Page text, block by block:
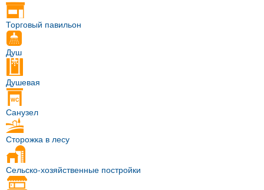
Торговый павильон
Душ
Душевая
Санузел
Сторожка в лесу
Сельско-хозяйственные постройки